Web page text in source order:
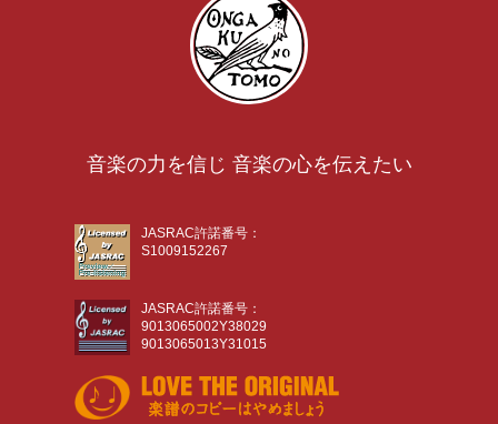
音楽の力を信じ 音楽の心を伝えたい
JASRAC許諾番号：
S1009152267
JASRAC許諾番号：
9013065002Y38029
9013065013Y31015